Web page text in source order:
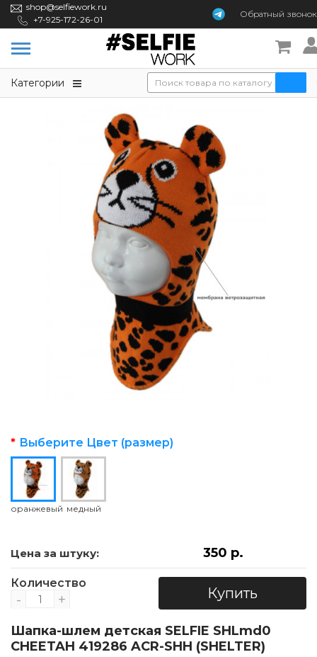
shop@selfiework.ru
+7-925-172-26-01
Обратный звонок
Категории
Выберите Цвет (размер)
оранжевый медный
Цена за штуку: 350 р.
Количество
- + Купить
Шапка-шлем детская SELFIE SHLmd0
CHEETAH 419286 ACR-SHH (SHELTER)